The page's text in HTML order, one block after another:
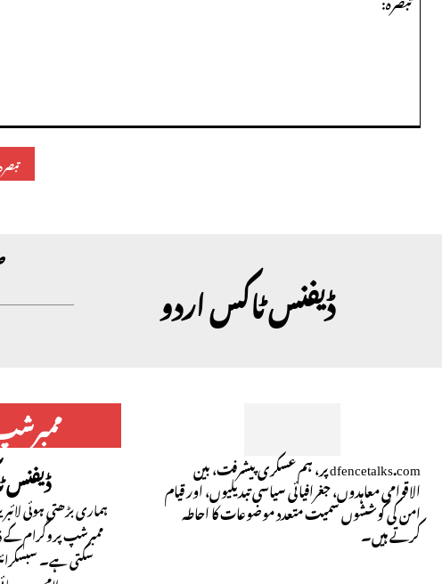
تبصرہ:
ڈیفنس ٹاکس اردو
ڈیفنس
ہماری بڑھتی ہوئی
ممبرشپ پروگرام
سکتی ہے۔
dfencetalks.com پر، ہم عسکری پیشرفت، بین
الاقوامی معاہدوں، جغرافیائی سیاسی تبدیلیوں، اور قیام
امن کی کوششوں سمیت متعدد موضوعات کا احاطہ
کرتے ہیں۔